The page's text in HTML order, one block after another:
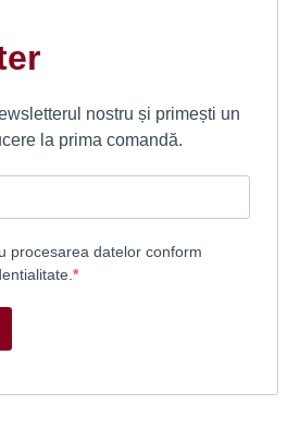
nostru și primești un
la prima comandă.
procesarea datelor conform